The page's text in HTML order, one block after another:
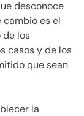
desconoce
cambio es el
de los
casos y de los
que sean
la